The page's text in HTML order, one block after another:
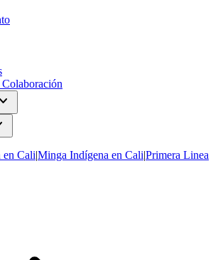
expand_more
en Cali|Minga Indígena en Cali|Primera Linea